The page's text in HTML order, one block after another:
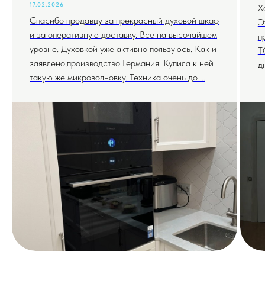
17.02.2026
Спасибо продавцу за прекрасный духовой шкаф
и за оперативную доставку. Все на высочайшем
уровне. Духовкой уже активно пользуюсь. Как и
заявлено,производство Германия. Купила к ней
такую же микроволновку. Техника очень до ...